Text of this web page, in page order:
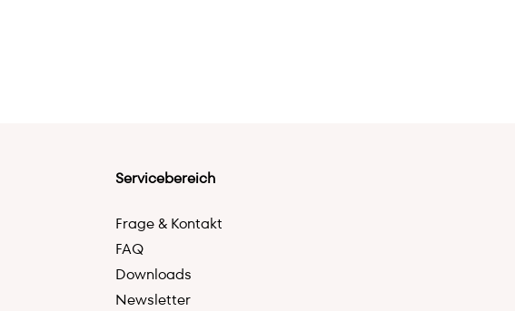
Servicebereich
Frage & Kontakt
FAQ
Downloads
Newsletter